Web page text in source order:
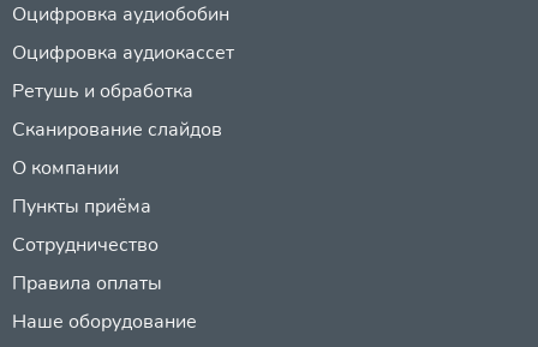
Оцифровка аудиобобин
Оцифровка аудиокассет
Ретушь и обработка
Сканирование слайдов
О компании
Пункты приёма
Сотрудничество
Правила оплаты
Наше оборудование